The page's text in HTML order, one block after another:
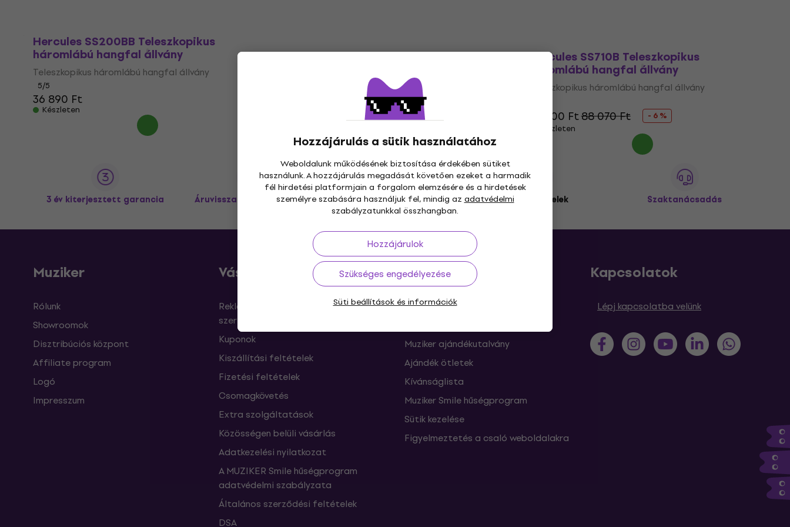
Hozzájárulás a sütik használatához
Weboldalunk működésének biztosítása érdekében sütiket
használunk. A hozzájárulás megadását követően ezeket a harmadik
fél hirdetési platformjain a forgalom elemzésére és a hirdetések
személyre szabására használjuk fel, mindig az adatvédelmi
szabályzatunkkal összhangban.
Hozzájárulok
Szükséges engedélyezése
Süti beállítások és információk
Hercules SS200BB Teleszkopikus
háromlábú hangfal állvány
Teleszkopikus háromlábú hangfal állvány
5/5
36 890 Ft
Készleten
Hercules SS410B Teleszkopikus
Teleszkopikus háromlábú hangfal állvány
Hercules SS710B Teleszkopikus
háromlábú hangfal állvány
Teleszkopikus háromlábú hangfal állvány
82 600 Ft88 070 Ft
- 6 %
Készleten
3 év kiterjesztett garancia Áruvisszaküldés 30 napig Ingyenes szállítás59 000 Ft -tól 3M+ ügyfelek Szaktanácsadás
Muziker
Rólunk
Showroomok
Disztribúciós központ
Affiliate program
Logó
Impresszum
Vásárlás
Reklamációk és elállások a
szerződéstől
Kuponok
Kiszállítási feltételek
Fizetési feltételek
Csomagkövetés
Extra szolgáltatások
Közösségen belüli vásárlás
Adatkezelési nyilatkozat
A MUZIKER Smile hűségprogram
adatvédelmi szabályzata
Általános szerződési feltételek
DSA
Hasznos
FAQ - Gyakran feltett kérdések
Muziker ajándékutalvány
Ajándék ötletek
Kívánságlista
Muziker Smile hűségprogram
Sütik kezelése
Figyelmeztetés a csaló weboldalakra
Kapcsolatok
Lépj kapcsolatba velünk